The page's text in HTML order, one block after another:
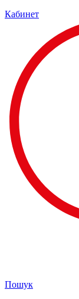
Кабинет
Пошук